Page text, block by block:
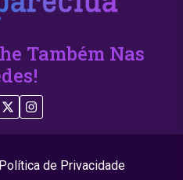
Também Nas
Política de Privacidade